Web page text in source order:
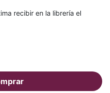
recibir en la librería el